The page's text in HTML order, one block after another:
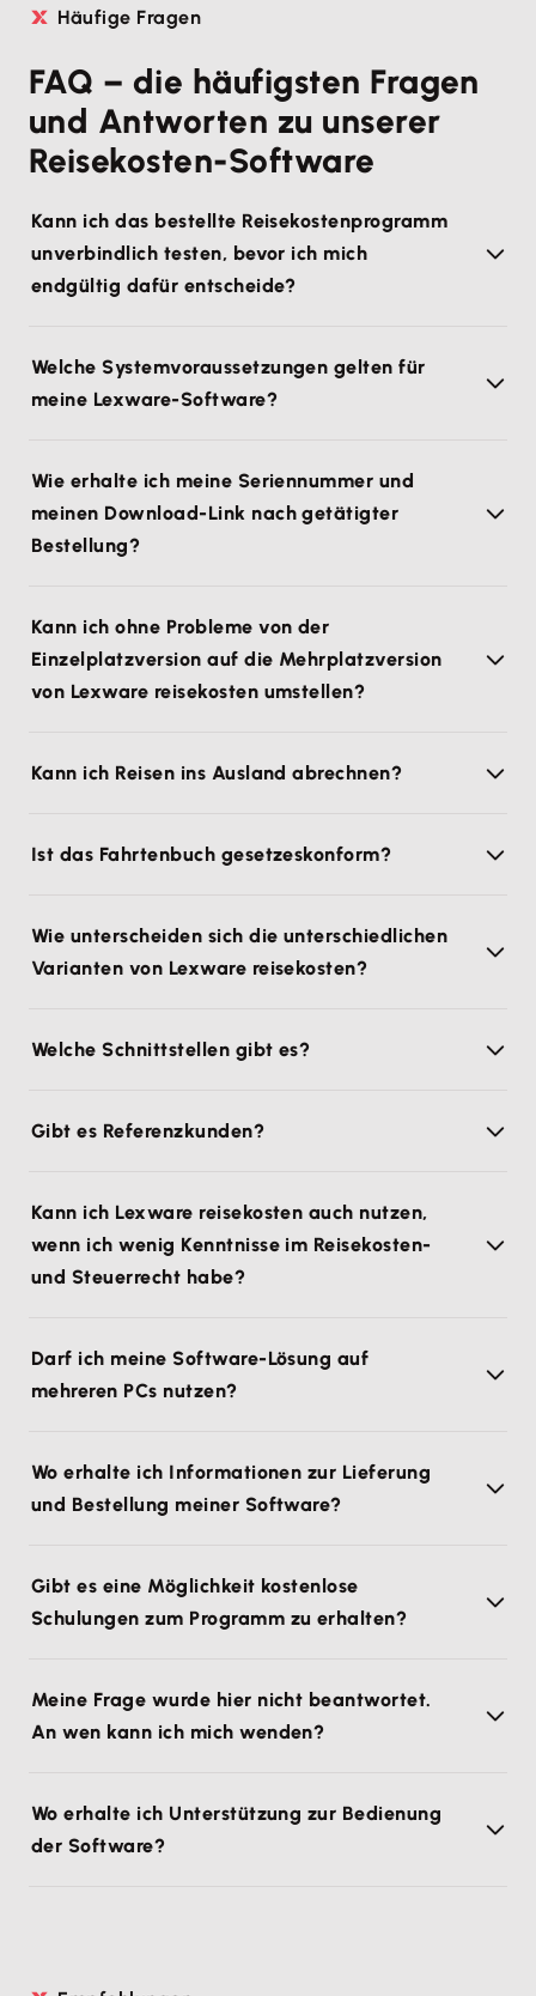
Häufige Fragen
FAQ – die häufigsten Fragen
und Antworten zu unserer
Reisekosten-Software
Kann ich das bestellte Reisekostenprogramm
unverbindlich testen, bevor ich mich
endgültig dafür entscheide?
Welche Systemvoraussetzungen gelten für
meine Lexware-Software?
Wie erhalte ich meine Seriennummer und
meinen Download-Link nach getätigter
Bestellung?
Kann ich ohne Probleme von der
Einzelplatzversion auf die Mehrplatzversion
von Lexware reisekosten umstellen?
Kann ich Reisen ins Ausland abrechnen?
Ist das Fahrtenbuch gesetzeskonform?
Wie unterscheiden sich die unterschiedlichen
Varianten von Lexware reisekosten?
Welche Schnittstellen gibt es?
Gibt es Referenzkunden?
Kann ich Lexware reisekosten auch nutzen,
wenn ich wenig Kenntnisse im Reisekosten-
und Steuerrecht habe?
Darf ich meine Software-Lösung auf
mehreren PCs nutzen?
Wo erhalte ich Informationen zur Lieferung
und Bestellung meiner Software?
Gibt es eine Möglichkeit kostenlose
Schulungen zum Programm zu erhalten?
Meine Frage wurde hier nicht beantwortet.
An wen kann ich mich wenden?
Wo erhalte ich Unterstützung zur Bedienung
der Software?